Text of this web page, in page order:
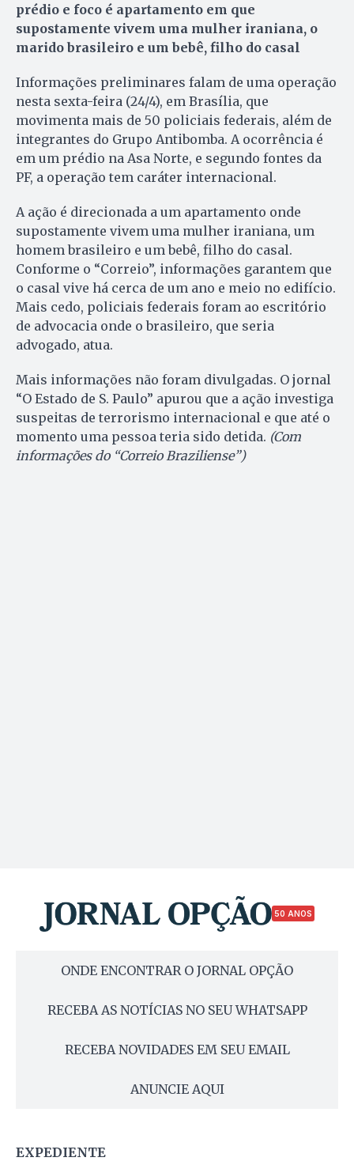
prédio e foco é apartamento em que
supostamente vivem uma mulher iraniana, o
marido brasileiro e um bebê, filho do casal
Informações preliminares falam de uma operação
nesta sexta-feira (24/4), em Brasília, que
movimenta mais de 50 policiais federais, além de
integrantes do Grupo Antibomba. A ocorrência é
em um prédio na Asa Norte, e segundo fontes da
PF, a operação tem caráter internacional.
A ação é direcionada a um apartamento onde
supostamente vivem uma mulher iraniana, um
homem brasileiro e um bebê, filho do casal.
Conforme o “Correio”, informações garantem que
o casal vive há cerca de um ano e meio no edifício.
Mais cedo, policiais federais foram ao escritório
de advocacia onde o brasileiro, que seria
advogado, atua.
Mais informações não foram divulgadas. O jornal
“O Estado de S. Paulo” apurou que a ação investiga
suspeitas de terrorismo internacional e que até o
momento uma pessoa teria sido detida. (Com
informações do “Correio Braziliense”)
50 ANOS
ONDE ENCONTRAR O JORNAL OPÇÃO
RECEBA AS NOTÍCIAS NO SEU WHATSAPP
RECEBA NOVIDADES EM SEU EMAIL
ANUNCIE AQUI
EXPEDIENTE